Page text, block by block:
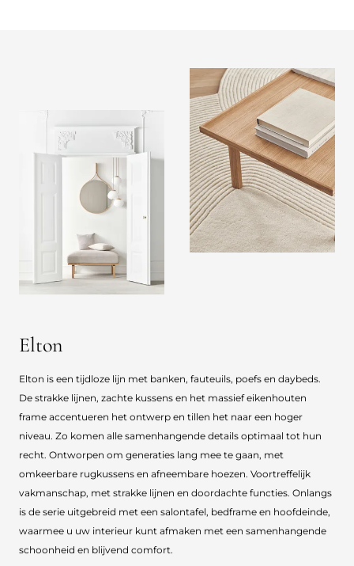
Elton
Elton is een tijdloze lijn met banken, fauteuils, poefs en daybeds.
De strakke lijnen, zachte kussens en het massief eikenhouten
frame accentueren het ontwerp en tillen het naar een hoger
niveau. Zo komen alle samenhangende details optimaal tot hun
recht. Ontworpen om generaties lang mee te gaan, met
omkeerbare rugkussens en afneembare hoezen. Voortreffelijk
vakmanschap, met strakke lijnen en doordachte functies. Onlangs
is de serie uitgebreid met een salontafel, bedframe en hoofdeinde,
waarmee u uw interieur kunt afmaken met een samenhangende
schoonheid en blijvend comfort.